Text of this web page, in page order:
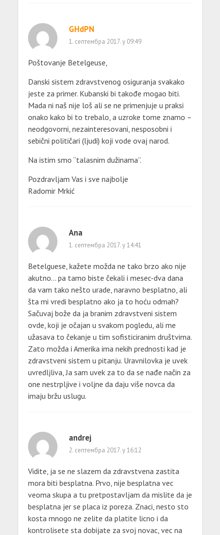
GHdPN
1. септембра 2017. у 09:49
Poštovanje Betelgeuse,
Danski sistem zdravstvenog osiguranja svakako
jeste za primer. Kubanski bi takođe mogao biti.
Mada ni naš nije loš ali se ne primenjuje u praksi
onako kako bi to trebalo, a uzroke tome znamo –
neodgovorni, nezainteresovani, nesposobni i
sebični političari (ljudi) koji vode ovaj narod.
Na istim smo “talasnim dužinama”.
Pozdravljam Vas i sve najbolje
Radomir Mrkić
Ana
1. септембра 2017. у 14:41
Betelguese, kažete možda ne tako brzo ako nije
akutno… pa tamo biste čekali i mesec-dva dana
da vam tako nešto urade, naravno besplatno, ali
šta mi vredi besplatno ako ja to hoću odmah?
Sačuvaj bože da ja branim zdravstveni sistem
ovde, koji je očajan u svakom pogledu, ali me
užasava to čekanje u tim sofisticiranim društvima.
Zato možda i Amerika ima nekih prednosti kad je
zdravstveni sistem u pitanju. Uravnilovka je uvek
uvredljliva, Ja sam uvek za to da se nađe način za
one nestrpljive i voljne da daju više novca da
imaju bržu uslugu.
andrej
2. септембра 2017. у 16:12
Vidite, ja se ne slazem da zdravstvena zastita
mora biti besplatna. Prvo, nije besplatna vec
veoma skupa a tu pretpostavljam da mislite da je
besplatna jer se placa iz poreza. Znaci, nesto sto
kosta mnogo ne zelite da platite licno i da
kontrolisete sta dobijate za svoj novac, vec na